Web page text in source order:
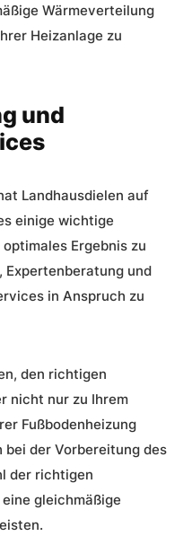
Wärmeverteilung
Heizanlage zu
und
Landhausdielen auf
einige wichtige
Ergebnis zu
Expertenberatung und
in Anspruch zu
den richtigen
nicht nur zu Ihrem
Fußbodenheizung
bei der Vorbereitung des
der richtigen
gleichmäßige